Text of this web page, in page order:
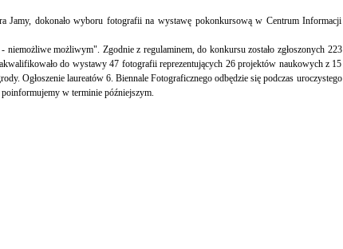
Jamy, dokonało wyboru fotografii na wystawę pokonkursową w Centrum Informacji
możliwym". Zgodnie z regulaminem, do konkursu zostało zgłoszonych 223
do wystawy 47 fotografii reprezentujących 26 projektów naukowych z 15
Ogłoszenie laureatów 6. Biennale Fotograficznego odbędzie się podczas uroczystego
w terminie późniejszym.